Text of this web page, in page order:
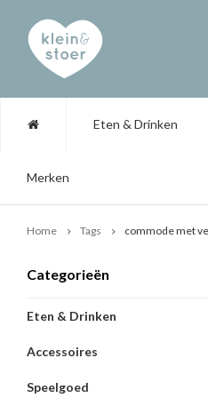
Eten & Drinken
Merken
Home Tags commode met
Categorieën
Eten & Drinken
Accessoires
Speelgoed